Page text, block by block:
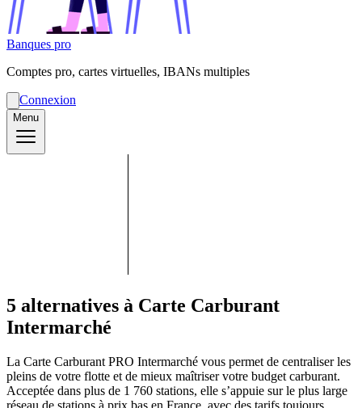
Banques pro
Comptes pro, cartes virtuelles, IBANs multiples
Connexion
Menu
5 alternatives à Carte Carburant
Intermarché
La Carte Carburant PRO Intermarché vous permet de centraliser les
pleins de votre flotte et de mieux maîtriser votre budget carburant.
Acceptée dans plus de 1 760 stations, elle s’appuie sur le plus large
réseau de stations à prix bas en France, avec des tarifs toujours